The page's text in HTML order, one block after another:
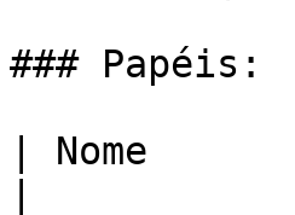
### Papéis:
| Nome